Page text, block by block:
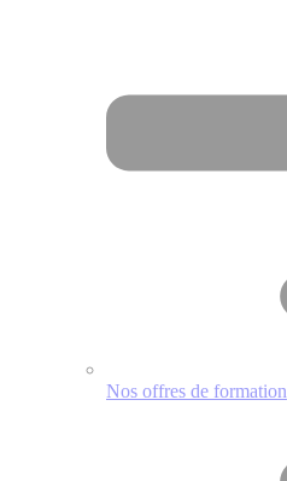
Nos offres de formation